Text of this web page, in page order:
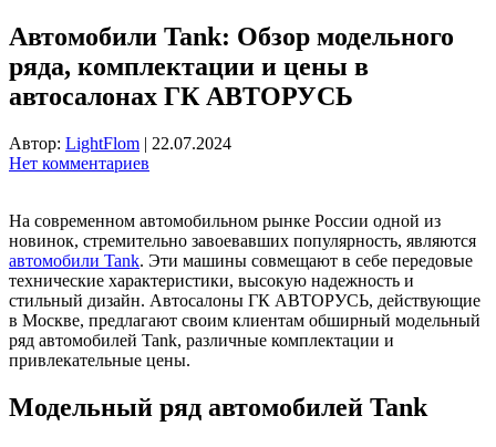
Автомобили Tank: Обзор модельного
ряда, комплектации и цены в
автосалонах ГК АВТОРУСЬ
Автор: LightFlom | 22.07.2024
Нет комментариев
На современном автомобильном рынке России одной из
новинок, стремительно завоевавших популярность, являются
автомобили Tank. Эти машины совмещают в себе передовые
технические характеристики, высокую надежность и
стильный дизайн. Автосалоны ГК АВТОРУСЬ, действующие
в Москве, предлагают своим клиентам обширный модельный
ряд автомобилей Tank, различные комплектации и
привлекательные цены.
Модельный ряд автомобилей Tank